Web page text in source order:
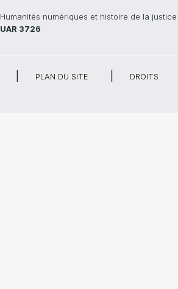
Humanités numériques et histoire de la justice
UAR 3726
PLAN DU SITE DROITS